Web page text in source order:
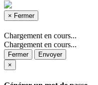
× Fermer
Chargement en cours...
Chargement en cours...
Fermer
Envoyer
×